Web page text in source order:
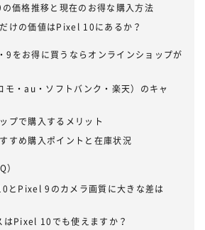
価格推移と現在のお得な購入方法
けの価値はPixel 10にあるか？
をお得に買うならオンラインショップが
モ・au・ソフトバンク・楽天）のキャ
プで購入するメリット
すめ購入ポイントと在庫状況
とPixel 9のカメラ画質に大きな差は
Pixel 10でも使えますか？